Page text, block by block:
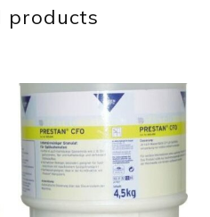
products